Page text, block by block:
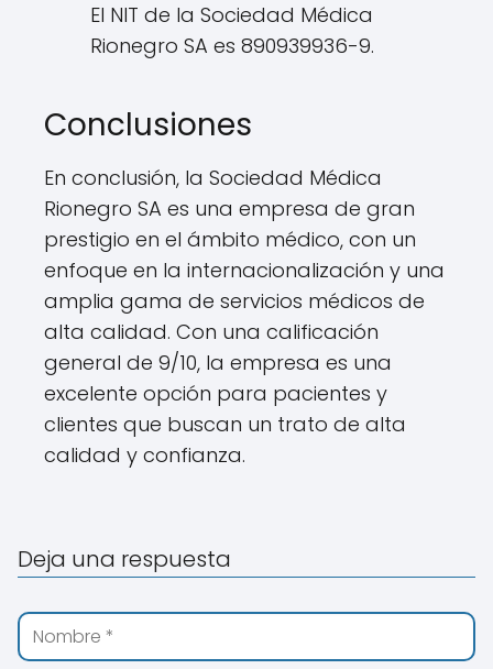
El NIT de la Sociedad Médica
Rionegro SA es 890939936-9.
Conclusiones
En conclusión, la Sociedad Médica
Rionegro SA es una empresa de gran
prestigio en el ámbito médico, con un
enfoque en la internacionalización y una
amplia gama de servicios médicos de
alta calidad. Con una calificación
general de 9/10, la empresa es una
excelente opción para pacientes y
clientes que buscan un trato de alta
calidad y confianza.
Deja una respuesta